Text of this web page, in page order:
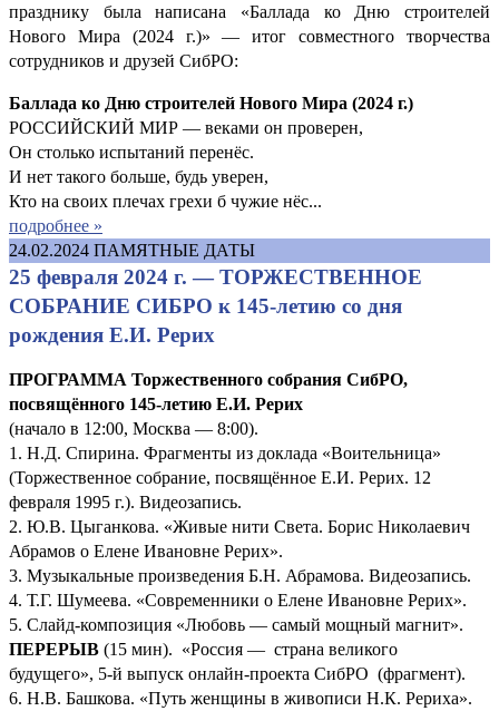
празднику была написана «Баллада ко Дню строителей
Нового Мира (2024 г.)» — итог совместного творчества
сотрудников и друзей СибРО:
Баллада ко Дню строителей Нового Мира (2024 г.)
РОССИЙСКИЙ МИР — веками он проверен,
Он столько испытаний перенёс.
И нет такого больше, будь уверен,
Кто на своих плечах грехи б чужие нёс...
подробнее »
24.02.2024 ПАМЯТНЫЕ ДАТЫ
25 февраля 2024 г. — ТОРЖЕСТВЕННОЕ
СОБРАНИЕ СИБРО к 145-летию со дня
рождения Е.И. Рерих
ПРОГРАММА Торжественного собрания СибРО,
посвящённого 145-летию Е.И. Рерих
(начало в 12:00, Москва — 8:00).
1. Н.Д. Спирина. Фрагменты из доклада «Воительница»
(Торжественное собрание, посвящённое Е.И. Рерих. 12
февраля 1995 г.). Видеозапись.
2. Ю.В. Цыганкова. «Живые нити Света. Борис Николаевич
Абрамов о Елене Ивановне Рерих».
3. Музыкальные произведения Б.Н. Абрамова. Видеозапись.
4. Т.Г. Шумеева. «Современники о Елене Ивановне Рерих».
5. Слайд-композиция «Любовь — самый мощный магнит».
ПЕРЕРЫВ (15 мин). «Россия — страна великого
будущего», 5-й выпуск онлайн-проекта СибРО (фрагмент).
6. Н.В. Башкова. «Путь женщины в живописи Н.К. Рериха».